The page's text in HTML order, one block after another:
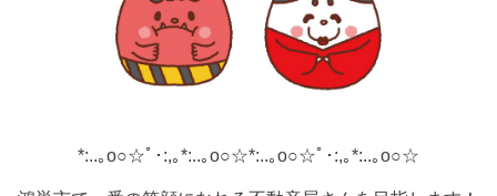
*:..｡o○☆ﾟ･:,｡*:..｡o○☆*:..｡o○☆ﾟ･:,｡*:..｡o○☆